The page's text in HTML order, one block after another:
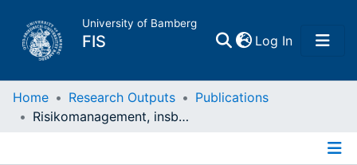
University of Bamberg
FIS Log In(current)
Home
Home Research Outputs
Publications
Risikomanagement, insbesondere Kreditrisikomanagement in Banken, Versicherungen und anderen Finanzintermediären - KonTraG, Basel II, Solvency II und ...